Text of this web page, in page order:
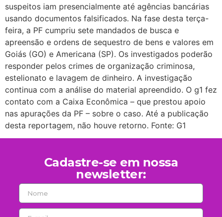
suspeitos iam presencialmente até agências bancárias
usando documentos falsificados. Na fase desta terça-
feira, a PF cumpriu sete mandados de busca e
apreensão e ordens de sequestro de bens e valores em
Goiás (GO) e Americana (SP). Os investigados poderão
responder pelos crimes de organização criminosa,
estelionato e lavagem de dinheiro. A investigação
continua com a análise do material apreendido. O g1 fez
contato com a Caixa Econômica – que prestou apoio
nas apurações da PF – sobre o caso. Até a publicação
desta reportagem, não houve retorno. Fonte: G1
Cadastre-se em nossa
newsletter: